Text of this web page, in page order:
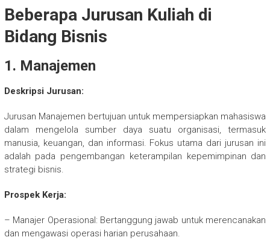
Beberapa Jurusan Kuliah di
Bidang Bisnis
1. Manajemen
Deskripsi Jurusan:
Jurusan Manajemen bertujuan untuk mempersiapkan mahasiswa
dalam mengelola sumber daya suatu organisasi, termasuk
manusia, keuangan, dan informasi. Fokus utama dari jurusan ini
adalah pada pengembangan keterampilan kepemimpinan dan
strategi bisnis.
Prospek Kerja:
– Manajer Operasional: Bertanggung jawab untuk merencanakan
dan mengawasi operasi harian perusahaan.